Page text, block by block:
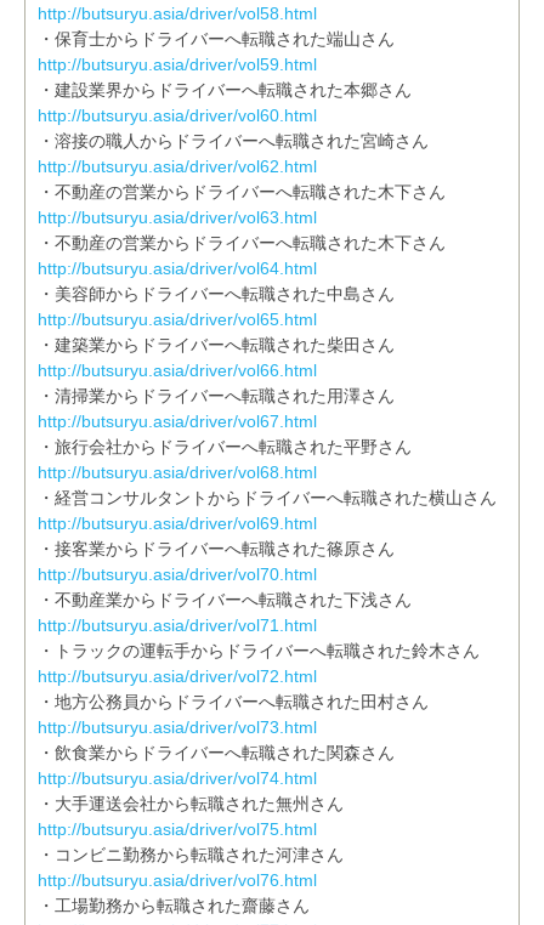
http://butsuryu.asia/driver/vol58.html
・保育士からドライバーへ転職された端山さん
http://butsuryu.asia/driver/vol59.html
・建設業界からドライバーへ転職された本郷さん
http://butsuryu.asia/driver/vol60.html
・溶接の職人からドライバーへ転職された宮崎さん
http://butsuryu.asia/driver/vol62.html
・不動産の営業からドライバーへ転職された木下さん
http://butsuryu.asia/driver/vol63.html
・不動産の営業からドライバーへ転職された木下さん
http://butsuryu.asia/driver/vol64.html
・美容師からドライバーへ転職された中島さん
http://butsuryu.asia/driver/vol65.html
・建築業からドライバーへ転職された柴田さん
http://butsuryu.asia/driver/vol66.html
・清掃業からドライバーへ転職された用澤さん
http://butsuryu.asia/driver/vol67.html
・旅行会社からドライバーへ転職された平野さん
http://butsuryu.asia/driver/vol68.html
・経営コンサルタントからドライバーへ転職された横山さん
http://butsuryu.asia/driver/vol69.html
・接客業からドライバーへ転職された篠原さん
http://butsuryu.asia/driver/vol70.html
・不動産業からドライバーへ転職された下浅さん
http://butsuryu.asia/driver/vol71.html
・トラックの運転手からドライバーへ転職された鈴木さん
http://butsuryu.asia/driver/vol72.html
・地方公務員からドライバーへ転職された田村さん
http://butsuryu.asia/driver/vol73.html
・飲食業からドライバーへ転職された関森さん
http://butsuryu.asia/driver/vol74.html
・大手運送会社から転職された無州さん
http://butsuryu.asia/driver/vol75.html
・コンビニ勤務から転職された河津さん
http://butsuryu.asia/driver/vol76.html
・工場勤務から転職された齋藤さん